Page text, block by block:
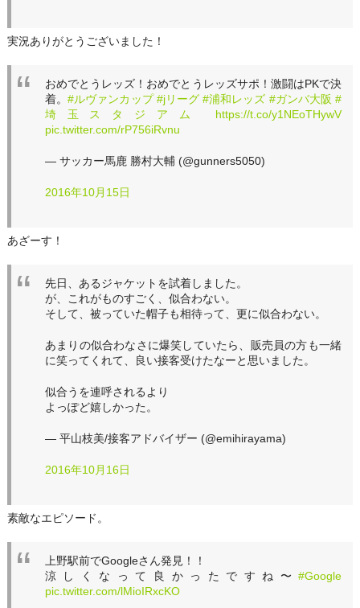
実況ありがとうございました！
おめでとうレッズ！おめでとうレッズサポ！激闘はPKで決
着。#ルヴァンカップ #jリーグ #浦和レッズ #ガンバ大阪 #
埼玉スタジアム
https://t.co/y1NEoTHywV
pic.twitter.com/rP756iRvnu
— サッカー馬鹿 勝村大輔 (@gunners5050)
2016年10月15日
あざーす！
先日、あるジャケットを試着しました。
が、これがものすごく、似合わない。
そして、被っていた帽子も相待って、更に似合わない。
あまりの似合わなさに爆笑していたら、販売員の方も一緒
に笑ってくれて、良い接客受けたなーと思いました。
似合うを連呼されるより
よっぽど嬉しかった。
— 平山枝美/接客アドバイザー (@emihirayama)
2016年10月16日
素敵なエピソード。
上野駅前でGoogleさん発見！！
涼しくなって良かったですね〜#Google
pic.twitter.com/lMioIRxcKO